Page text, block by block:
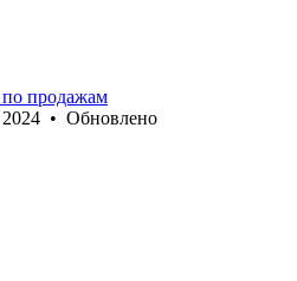
продажам
• Обновлено